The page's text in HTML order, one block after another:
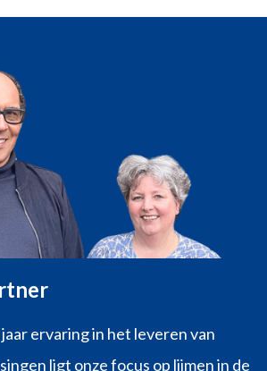
ervaring in het leveren van
ligt onze focus op lijmen in de